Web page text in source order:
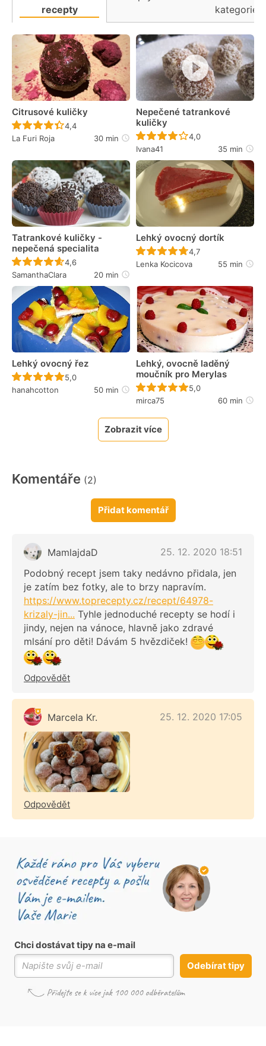
recepty
kategorie
Citrusové kuličky
Recept ještě nebyl hodnocen
4,4
La Furi Roja
30 min
Nepečené tatrankové
kuličky
Recept ještě nebyl
4,0
Ivana41
35 min
Tatrankové kuličky -
nepečená specialita
Recept ještě nebyl hodnocen
4,6
SamanthaClara
20 min
Lehký ovocný dortík
Recept ještě nebyl
4,7
Lenka Kocicova
55 min
Lehký ovocný řez
Recept ještě nebyl hodnocen
5,0
hanahcotton
50 min
Lehký, ovocně laděný
moučník pro Merylas
Recept ještě nebyl
5,0
mirca75
60 min
Zobrazit více
Komentáře (2)
Přidat komentář
MamlajdaD
25. 12. 2020 18:51
Podobný recept jsem taky nedávno přidala, jen
je zatím bez fotky, ale to brzy napravím.
https://www.toprecepty.cz/recept/64978-
krizaly-jin... Tyhle jednoduché recepty se hodí i
jindy, nejen na vánoce, hlavně jako zdravé
mlsání pro děti! Dávám 5 hvězdiček!
Odpovědět
Marcela Kr. 25. 12. 2020 17:05
Odpovědět
Chci dostávat tipy na e-mail
Odebírat tipy